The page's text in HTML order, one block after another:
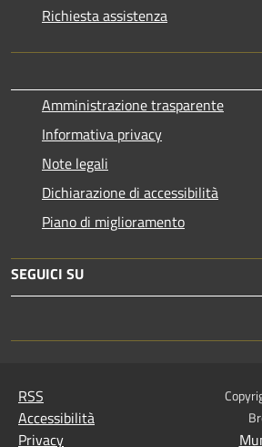
Richiesta assistenza
Amministrazione trasparente
Informativa privacy
Note legali
Dichiarazione di accessibilità
Piano di miglioramento
SEGUICI SU
RSS
Accessibilità
Privacy